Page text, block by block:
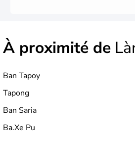
À proximité de
Ban Tapoy
Tapong
Ban Saria
Ba.Xe Pu